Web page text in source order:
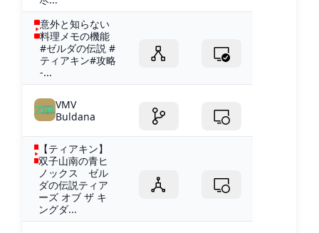
意外と知らない
料理メモの機能
#ゼルダの伝説 #
ティアキン#攻略
-...
VMV
Buldana
【ティアキン】
双子山南の青ヒ
ノックス ゼル
ダの伝説ティア
ーズ オブ ザ キ
ングダ...